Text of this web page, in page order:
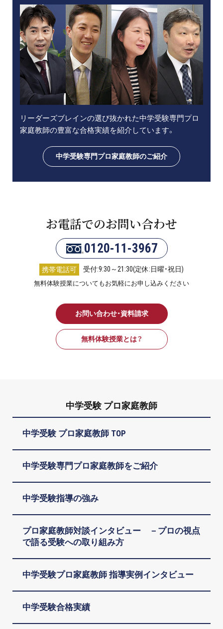
リーダーズブレインの選び抜かれた中学受験専門プロ
家庭教師の豊富な合格実績を紹介しています。
中学受験専門プロ家庭教師のご紹介
お電話でのお問い合わせ
0120-11-3967
携帯電話可 受付:9:30～21:30(定休:日曜・祝日)
無料体験授業についてもお気軽にお申し込みください
お問い合わせ・資料請求
無料体験授業とは？
中学受験 プロ家庭教師
中学受験 プロ家庭教師 TOP
中学受験専門プロ家庭教師をご紹介
中学受験指導の強み
プロ家庭教師対談インタビュー －プロの視点
で語る受験への取り組み方
中学受験プロ家庭教師 指導実例インタビュー
中学受験合格実績